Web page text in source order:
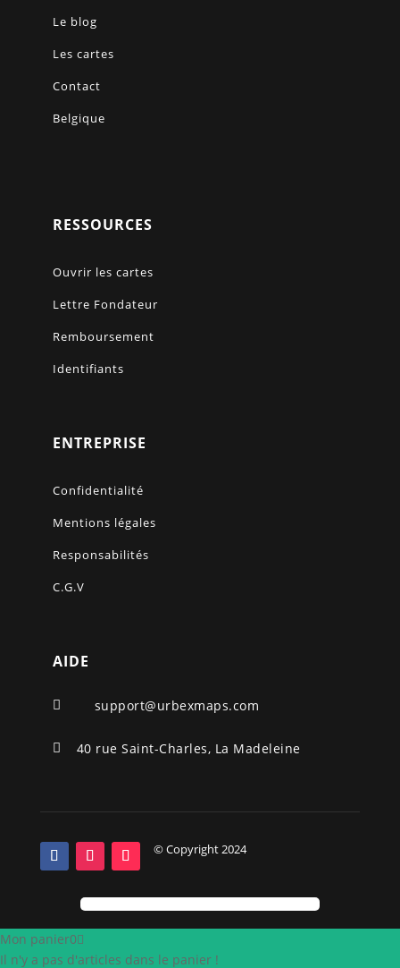
Le blog
Les cartes
Contact
Belgique
RESSOURCES
Ouvrir les cartes
Lettre Fondateur
Remboursement
Identifiants
ENTREPRISE
Confidentialité
Mentions légales
Responsabilités
C.G.V
AIDE
 support@urbexmaps.com
 40 rue Saint-Charles, La Madeleine
© Copyright 2024
Mon panier0
Il n'y a pas d'articles dans le panier !